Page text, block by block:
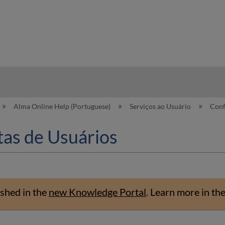
Alma Online Help (Portuguese) Serviços ao Usuário
de Usuários
in the new Knowledge Portal. Learn more in the